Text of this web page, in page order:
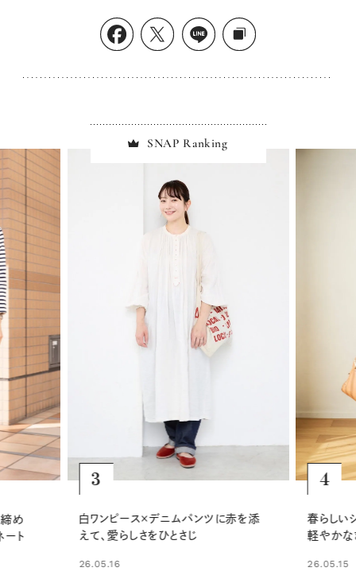
SNAP Ranking
を添
4
春らしいシアーシャツ×白パンツで、
軽やかなきれいめカジュアルに
26.05.15
5
淡いスト
効かせて
26.05.29